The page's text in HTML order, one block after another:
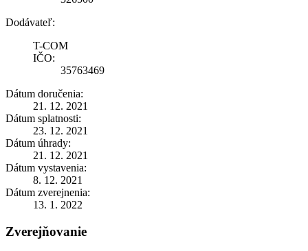
Dodávateľ:
T-COM
IČO:
35763469
Dátum doručenia:
21. 12. 2021
Dátum splatnosti:
23. 12. 2021
Dátum úhrady:
21. 12. 2021
Dátum vystavenia:
8. 12. 2021
Dátum zverejnenia:
13. 1. 2022
Zverejňovanie